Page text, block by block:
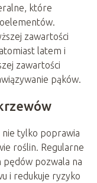
które
zawartości
latem i
zawartości
pąków.
tylko poprawia
roślin. Regularne
pędów pozwala na
i redukuje ryzyko